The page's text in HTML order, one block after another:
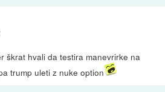
škrat hvali da testira manevrirke na
trump uleti z nuke option